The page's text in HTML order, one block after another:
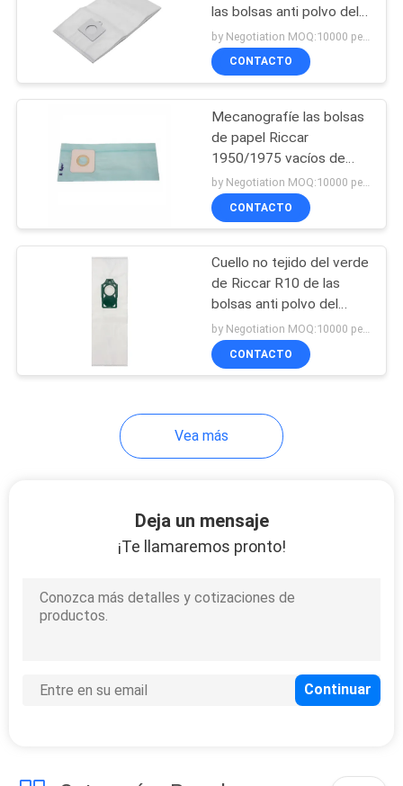
las bolsas anti polvo del
aspirador de HEPA
50104 8 bolsos de vacío
del bote
CONTACTO
Mecanografíe las bolsas
de papel Riccar
1950/1975 vacíos de
HEPA del reemplazo de
un aspirador
by Negotiation MOQ:10000 pedazos/pedazos
CONTACTO
Cuello no tejido del verde
de Riccar R10 de las
bolsas anti polvo del
aspirador de HEPA
by Negotiation MOQ:10000 pedazos/pedazos
CONTACTO
Vea más
Deja un mensaje
¡Te llamaremos pronto!